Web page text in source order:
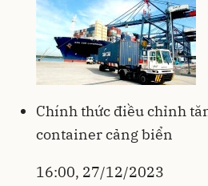
Chính thức điều chỉnh
container cảng biển
16:00, 27/12/2023